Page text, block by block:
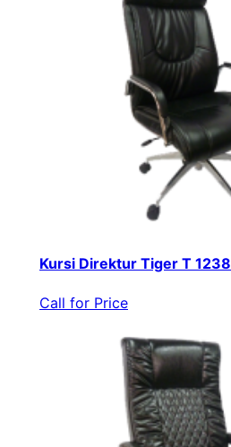
Kursi Direktur Tiger T 1238
Call for Price